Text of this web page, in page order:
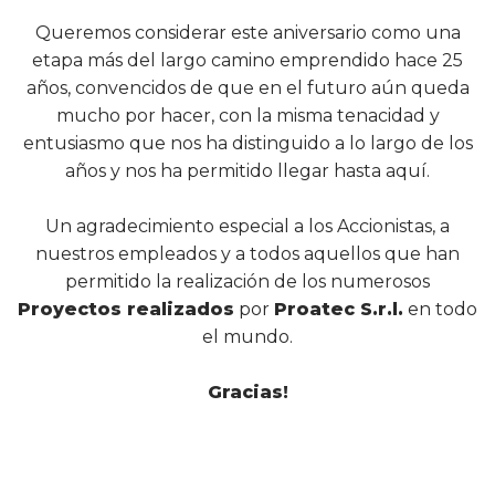
Queremos considerar este aniversario como una
etapa más del largo camino emprendido hace 25
años, convencidos de que en el futuro aún queda
mucho por hacer, con la misma tenacidad y
entusiasmo que nos ha distinguido a lo largo de los
años y nos ha permitido llegar hasta aquí.
Un agradecimiento especial a los Accionistas, a
nuestros empleados y a todos aquellos que han
permitido la realización de los numerosos
Proyectos realizados por Proatec S.r.l. en todo
el mundo.
Gracias!